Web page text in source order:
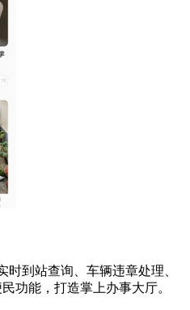
时到站查询、车辆违章处理、
功能，打造掌上办事大厅。